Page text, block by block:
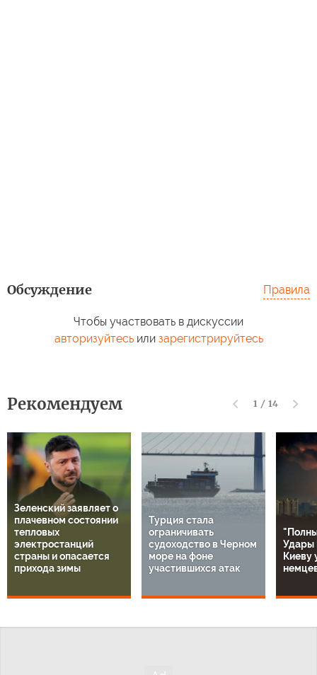
Обсуждение Правила
Чтобы участвовать в дискуссии
авторизуйтесьили зарегистрируйтесь
Рекомендуем 1 / 14
Зеленский заявляет о
плачевном состоянии
тепловых
электростанций
страны и опасается
прихода зимы
Турция стала
ограничивать
судоходство в Черном
море на фоне
участившихся атак
Удары
Киеву